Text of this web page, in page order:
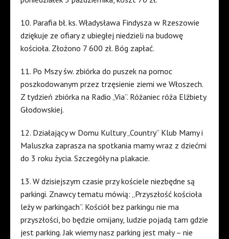
10. Parafia bł. ks. Władysława Findysza w Rzeszowie
dziękuje ze ofiary z ubiegłej niedzieli na budowę
kościoła. Złożono 7 600 zł. Bóg zapłać.
11. Po Mszy św. zbiórka do puszek na pomoc
poszkodowanym przez trzęsienie ziemi we Włoszech.
Z tydzień zbiórka na Radio „Via”. Różaniec róża Elżbiety
Głodowskiej.
12. Działający w Domu Kultury „Country” Klub Mamy i
Maluszka zaprasza na spotkania mamy wraz z dziećmi
do 3 roku życia. Szczegóły na plakacie.
13. W dzisiejszym czasie przy kościele niezbędne są
parkingi. Znawcy tematu mówią: „Przyszłość kościoła
leży w parkingach”. Kościół bez parkingu nie ma
przyszłości, bo będzie omijany, ludzie pojadą tam gdzie
jest parking. Jak wiemy nasz parking jest mały – nie